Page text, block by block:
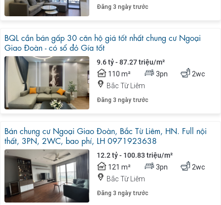
Đăng 3 ngày trước
BQL cần bán gấp 30 căn hộ giá tốt nhất chung cư Ngoại
Giao Đoàn - có sổ đỏ Gía tốt
9.6 tỷ - 87.27 triệu/m²
110 m²
3pn
2wc
Bắc Từ Liêm
Đăng 3 ngày trước
Bán chung cư Ngoại Giao Đoàn, Bắc Từ Liêm, HN. Full nội
thất, 3PN, 2WC, bao phí, LH 0971923638
12.2 tỷ - 100.83 triệu/m²
121 m²
3pn
2wc
Bắc Từ Liêm
Đăng 3 ngày trước